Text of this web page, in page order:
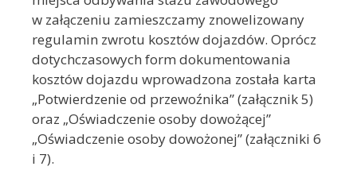
w załączeniu zamieszczamy znowelizowany
regulamin zwrotu kosztów dojazdów. Oprócz
dotychczasowych form dokumentowania
kosztów dojazdu wprowadzona została karta
„Potwierdzenie od przewoźnika” (załącznik 5)
oraz „Oświadczenie osoby dowożącej”
„Oświadczenie osoby dowożonej” (załączniki 6
i 7).